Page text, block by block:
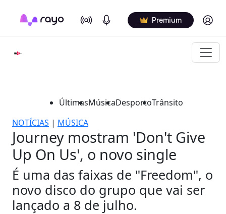
On Air Podcasts Premium Log in
ÚltimasMúsicaDesportoTrânsito
NOTÍCIAS | MÚSICA
Journey mostram 'Don't Give
Up On Us', o novo single
É uma das faixas de "Freedom", o
novo disco do grupo que vai ser
lançado a 8 de julho.